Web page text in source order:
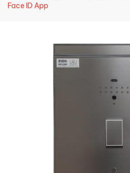
Face ID App